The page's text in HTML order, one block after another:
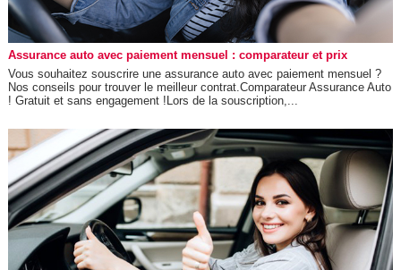
Assurance auto avec paiement mensuel : comparateur et prix
Vous souhaitez souscrire une assurance auto avec paiement mensuel ?
Nos conseils pour trouver le meilleur contrat.Comparateur Assurance Auto
! Gratuit et sans engagement !Lors de la souscription,...